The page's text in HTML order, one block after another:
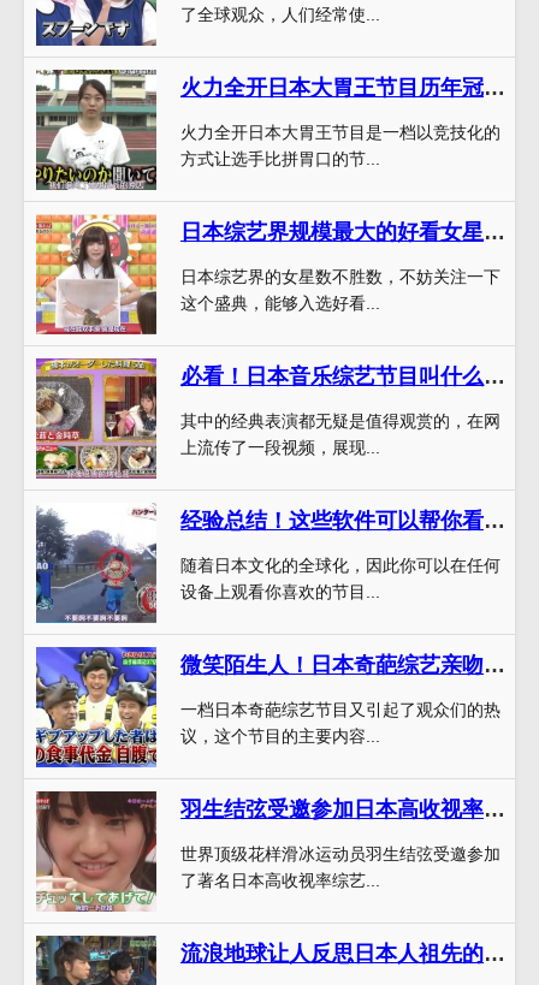
了全球观众，人们经常使...
火力全开日本大胃王节目历年冠军：他们是如何成为吃货精英的？
火力全开日本大胃王节目是一档以竞技化的
方式让选手比拼胃口的节...
日本综艺界规模最大的好看女星盛典，你不可错过
日本综艺界的女星数不胜数，不妨关注一下
这个盛典，能够入选好看...
必看！日本音乐综艺节目叫什么来着中的经典现场表演盘点
其中的经典表演都无疑是值得观赏的，在网
上流传了一段视频，展现...
经验总结！这些软件可以帮你看日本综艺节目
随着日本文化的全球化，因此你可以在任何
设备上观看你喜欢的节目...
微笑陌生人！日本奇葩综艺亲吻五次引热议
一档日本奇葩综艺节目又引起了观众们的热
议，这个节目的主要内容...
羽生结弦受邀参加日本高收视率综艺节目，展现实力
世界顶级花样滑冰运动员羽生结弦受邀参加
了著名日本高收视率综艺...
流浪地球让人反思日本人祖先的人类前途